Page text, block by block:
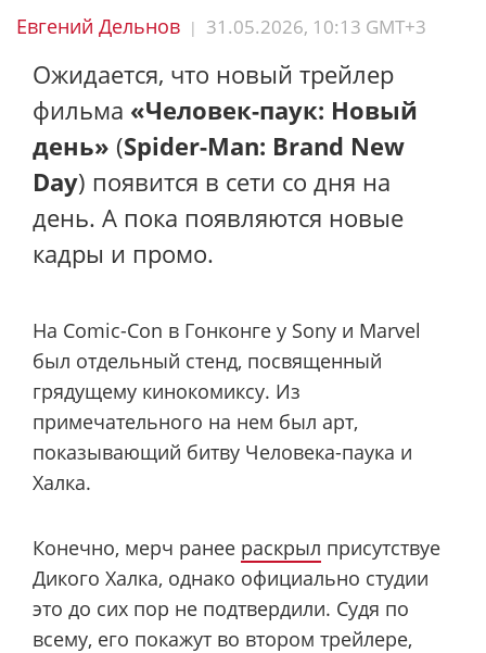
Евгений Дельнов | 31.05.2026, 10:13 GMT+3
Ожидается, что новый трейлер
фильма «Человек-паук: Новый
день» (Spider-Man: Brand New
Day) появится в сети со дня на
день. А пока появляются новые
кадры и промо.
На Comic-Con в Гонконге у Sony и Marvel
был отдельный стенд, посвященный
грядущему кинокомиксу. Из
примечательного на нем был арт,
показывающий битву Человека-паука и
Халка.
Конечно, мерч ранее раскрыл присутствуе
Дикого Халка, однако официально студии
это до сих пор не подтвердили. Судя по
всему, его покажут во втором трейлере,